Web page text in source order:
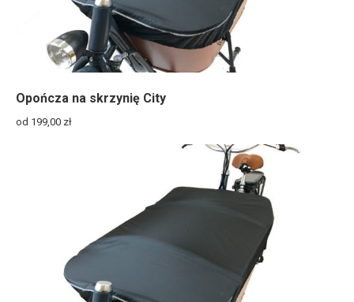
Opończa na skrzynię City
od 199,00 zł